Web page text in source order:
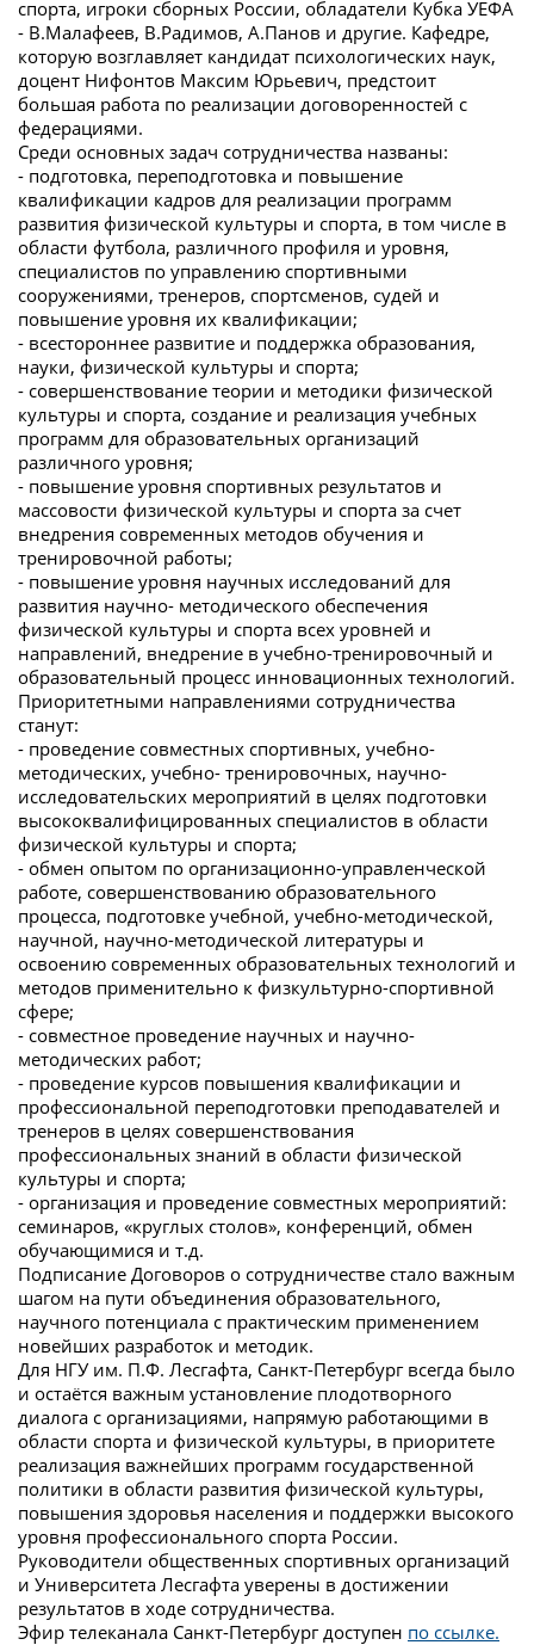
спорта, игроки сборных России, обладатели Кубка УЕФА
- В.Малафеев, В.Радимов, А.Панов и другие. Кафедре,
которую возглавляет кандидат психологических наук,
доцент Нифонтов Максим Юрьевич, предстоит
большая работа по реализации договоренностей с
федерациями.
Среди основных задач сотрудничества названы:
- подготовка, переподготовка и повышение
квалификации кадров для реализации программ
развития физической культуры и спорта, в том числе в
области футбола, различного профиля и уровня,
специалистов по управлению спортивными
сооружениями, тренеров, спортсменов, судей и
повышение уровня их квалификации;
- всестороннее развитие и поддержка образования,
науки, физической культуры и спорта;
- совершенствование теории и методики физической
культуры и спорта, создание и реализация учебных
программ для образовательных организаций
различного уровня;
- повышение уровня спортивных результатов и
массовости физической культуры и спорта за счет
внедрения современных методов обучения и
тренировочной работы;
- повышение уровня научных исследований для
развития научно- методического обеспечения
физической культуры и спорта всех уровней и
направлений, внедрение в учебно-тренировочный и
образовательный процесс инновационных технологий.
Приоритетными направлениями сотрудничества
станут:
- проведение совместных спортивных, учебно-
методических, учебно- тренировочных, научно-
исследовательских мероприятий в целях подготовки
высококвалифицированных специалистов в области
физической культуры и спорта;
- обмен опытом по организационно-управленческой
работе, совершенствованию образовательного
процесса, подготовке учебной, учебно-методической,
научной, научно-методической литературы и
освоению современных образовательных технологий и
методов применительно к физкультурно-спортивной
сфере;
- совместное проведение научных и научно-
методических работ;
- проведение курсов повышения квалификации и
профессиональной переподготовки преподавателей и
тренеров в целях совершенствования
профессиональных знаний в области физической
культуры и спорта;
- организация и проведение совместных мероприятий:
семинаров, «круглых столов», конференций, обмен
обучающимися и т.д.
Подписание Договоров о сотрудничестве стало важным
шагом на пути объединения образовательного,
научного потенциала с практическим применением
новейших разработок и методик.
Для НГУ им. П.Ф. Лесгафта, Санкт-Петербург всегда было
и остаётся важным установление плодотворного
диалога с организациями, напрямую работающими в
области спорта и физической культуры, в приоритете
реализация важнейших программ государственной
политики в области развития физической культуры,
повышения здоровья населения и поддержки высокого
уровня профессионального спорта России.
Руководители общественных спортивных организаций
и Университета Лесгафта уверены в достижении
результатов в ходе сотрудничества.
Эфир телеканала Санкт-Петербург доступен по ссылке.